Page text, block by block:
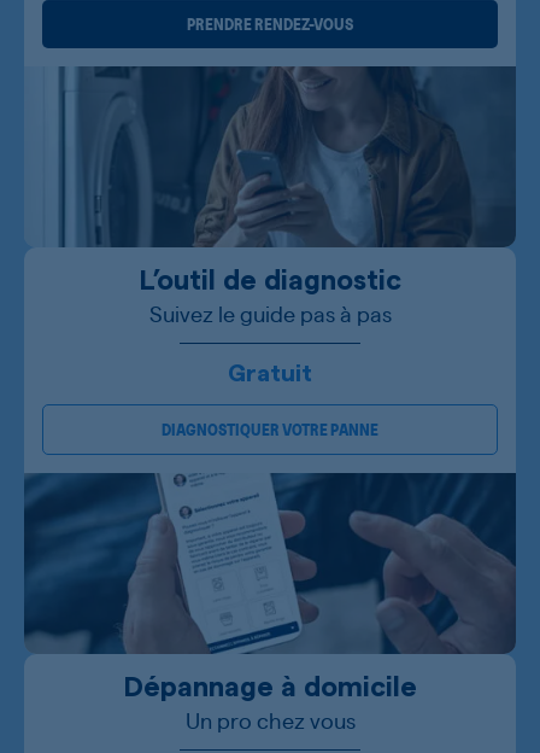
PRENDRE RENDEZ-VOUS
L’outil de diagnostic
Suivez le guide pas à pas
Gratuit
DIAGNOSTIQUER VOTRE PANNE
Dépannage à domicile
Un pro chez vous